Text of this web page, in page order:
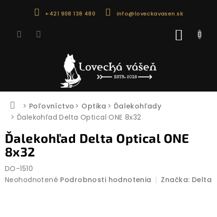
+421 908 138 480 info@loveckavasen.sk
Domov
Poľovníctvo Optika
Ďalekohľady
Ďalekohľad Delta Optical ONE 8x32
Ďalekohľad Delta Optical ONE
8x32
DO-1510
Priemerné
Neohodnotené Podrobnosti hodnotenia Značka: Delta